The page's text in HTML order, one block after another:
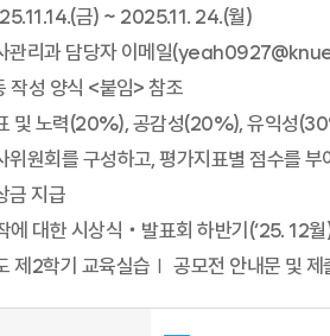
금) ~ 2025.11. 24.(월)
관리과 담당자 이메일
작성 양식 <붙임> 참조
및 노력(20%), 공감성(20%), 유익성
위원회를 구성하고, 평가지표별 점수를
금 지급
대한 시상식‧발표회 하반기(‘25. 12월
2학기 교육실습Ⅰ 공모전 안내문 및 제